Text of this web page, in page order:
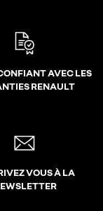
AVEC LES
RENAULT
VOUS À LA